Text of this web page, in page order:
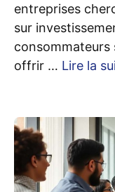
entreprises
sur
consommateurs
offrir … Lire la